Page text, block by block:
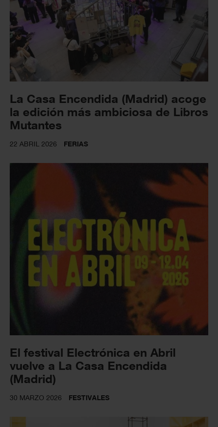
La Casa Encendida (Madrid) acoge
la edición más ambiciosa de Libros
Mutantes
22 ABRIL 2026 FERIAS
El festival Electrónica en Abril
vuelve a La Casa Encendida
(Madrid)
30 MARZO 2026 FESTIVALES